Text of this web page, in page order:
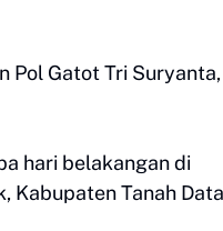
Pol Gatot Tri Suryanta,
hari belakangan di
Kabupaten Tanah